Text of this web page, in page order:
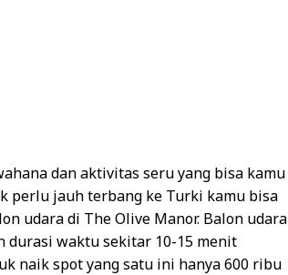
dan aktivitas seru yang bisa kamu
perlu jauh terbang ke Turki kamu bisa
udara di The Olive Manor. Balon udara
durasi waktu sekitar 10-15 menit
naik spot yang satu ini hanya 600 ribu